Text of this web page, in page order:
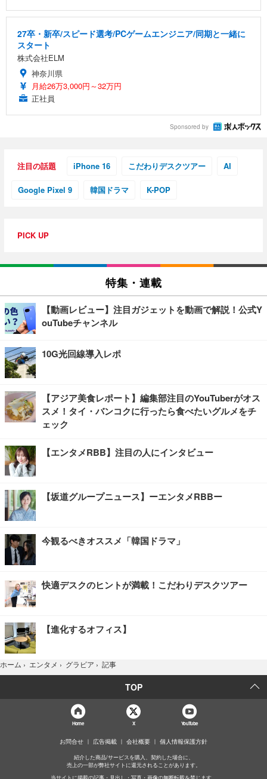
27卒・新卒/スピード選考/PCゲームエンジニア/同期と一緒に
スタート
株式会社ELM
神奈川県
月給26万3,000円～32万円
正社員
Sponsored by
注目の話題 iPhone 16 こだわりデスクツアー AI
Google Pixel 9 韓国ドラマ K-POP
PICK UP
特集・連載
【動画レビュー】注目ガジェットを動画で解説！公式Y
ouTubeチャンネル
10G光回線導入レポ
【アジア美食レポート】編集部注目のYouTuberがオス
スメ！タイ・バンコクに行ったら食べたいグルメをチ
ェック
【エンタメRBB】注目の人にインタビュー
【坂道グループニュース】ーエンタメRBBー
今観るべきオススメ「韓国ドラマ」
快適デスクのヒントが満載！こだわりデスクツアー
【進化するオフィス】
ホーム › エンタメ › グラビア › 記事
TOP
Home X YouTube
お問合せ 広告掲載 会社概要 個人情報保護方針
紹介した商品/サービスを購入、契約した場合に、
売上の一部が弊社サイトに還元されることがあります。
当サイトに掲載の記事・見出し・写真・画像の無断転載を禁じます。